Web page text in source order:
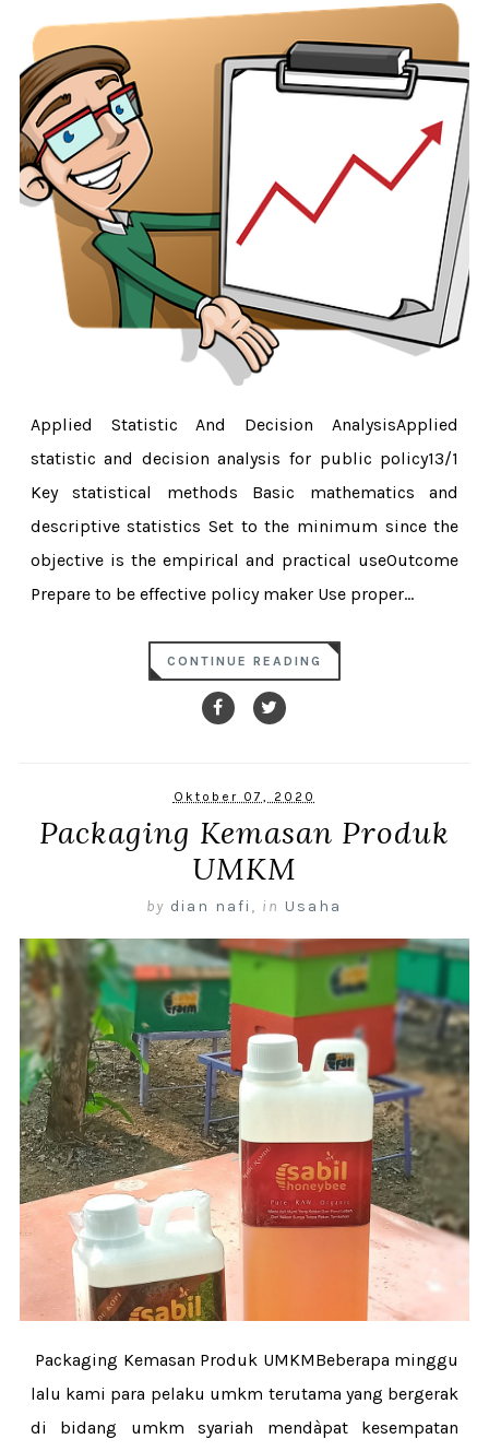
Applied Statistic And Decision AnalysisApplied
statistic and decision analysis for public policy13/1
Key statistical methods Basic mathematics and
descriptive statistics Set to the minimum since the
objective is the empirical and practical useOutcome
Prepare to be effective policy maker Use proper...
CONTINUE READING
Oktober 07, 2020
Packaging Kemasan Produk
UMKM
by dian nafi , in Usaha
Packaging Kemasan Produk UMKMBeberapa minggu
lalu kami para pelaku umkm terutama yang bergerak
di bidang umkm syariah mendàpat kesempatan